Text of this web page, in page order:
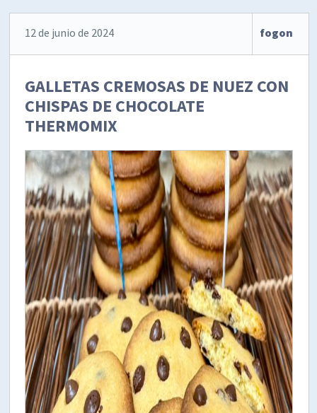
12 de junio de 2024 fogon
GALLETAS CREMOSAS DE NUEZ CON
CHISPAS DE CHOCOLATE
THERMOMIX